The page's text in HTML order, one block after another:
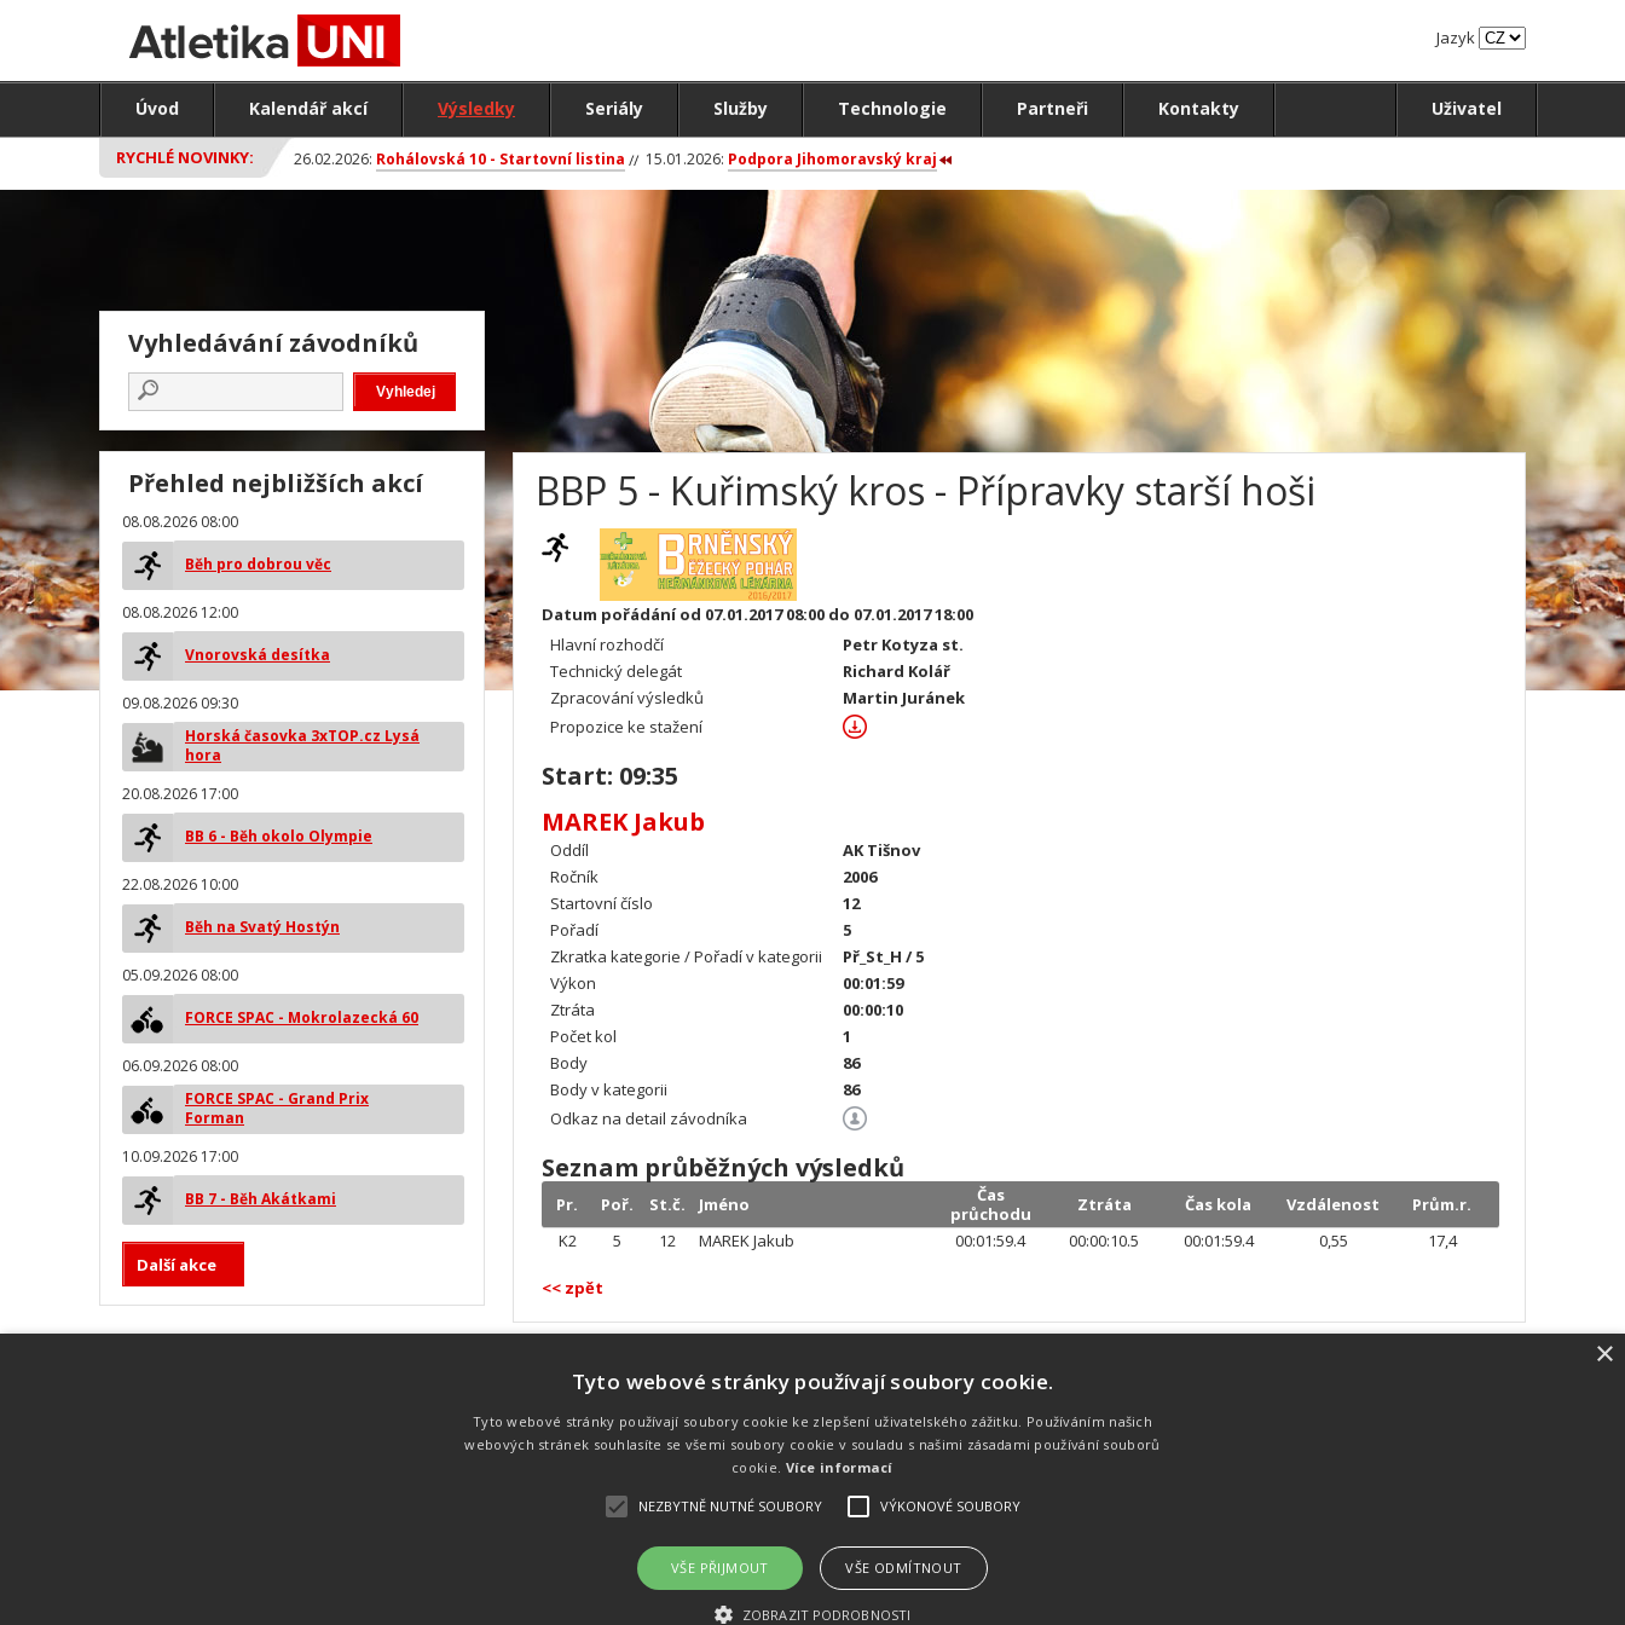
Jazyk
Úvod Kalendář akcí Výsledky Seriály Služby Technologie Partneři Kontakty Uživatel
RYCHLÉ NOVINKY: 26.02.2026: Rohálovská 10 - Startovní listina 15.01.2026: Podpora Jihomoravský kraj
BBP 5 - Kuřimský kros - Přípravky starší hoši
Datum pořádání od 07.01.2017 08:00 do 07.01.2017 18:00
Hlavní rozhodčí
Petr Kotyza st.
Technický delegát
Richard Kolář
Zpracování výsledků
Martin Juránek
Propozice ke stažení
Start: 09:35
MAREK Jakub
Oddíl
AK Tišnov
Ročník
2006
Startovní číslo
12
Pořadí
5
Zkratka kategorie / Pořadí v kategorii
Př_St_H / 5
Výkon
00:01:59
Ztráta
00:00:10
Počet kol
1
Body
86
Body v kategorii
86
Odkaz na detail závodníka
Seznam průběžných výsledků
Pr. Poř. St.č. Jméno
Čas
průchodu
Ztráta Čas kola Vzdálenost
Prům.r.
K2
5 12 MAREK Jakub 00:01:59.4 00:00:10.5 00:01:59.4 0,55 17,4
<< zpět
Vyhledávání závodníků
Přehled nejbližších akcí
08.08.2026 08:00
Běh pro dobrou věc
08.08.2026 12:00
Vnorovská desítka
09.08.2026 09:30
Horská časovka 3xTOP.cz Lysá
hora
20.08.2026 17:00
BB 6 - Běh okolo Olympie
22.08.2026 10:00
Běh na Svatý Hostýn
05.09.2026 08:00
FORCE SPAC - Mokrolazecká 60
06.09.2026 08:00
FORCE SPAC - Grand Prix
Forman
10.09.2026 17:00
BB 7 - Běh Akátkami
Další akce
technologie od společnosti MYLAPS. Tato
technologie je používána na olympijských
Náš tým
Náš tým je schopen na profesionální
úrovni zajistit pořádání sportovních
soutěží. Organizaci závodů, registraci na
místě, měření, zpracování a publikaci
zakázku. Lze online publikovat výsledky
. Publikování a šíření obsahu je bez písemného souhlasu
Úvod Kalendář akcí
×
Tyto webové stránky používají soubory cookie.
Tyto webové stránky používají soubory cookie ke zlepšení uživatelského zážitku. Používáním našich
webových stránek souhlasíte se všemi soubory cookie v souladu s našimi zásadami používání souborů
cookie. Více informací
NEZBYTNĚ NUTNÉ SOUBORY VÝKONOVÉ SOUBORY
VŠE PŘIJMOUT VŠE ODMÍTNOUT
ZOBRAZIT PODROBNOSTI